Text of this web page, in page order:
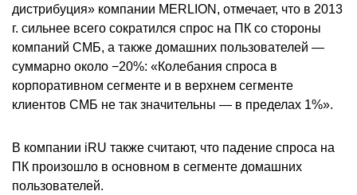
дистрибуция» компании MERLION, отмечает, что в 2013
г. сильнее всего сократился спрос на ПК со стороны
компаний СМБ, а также домашних пользователей —
суммарно около −20%: «Колебания спроса в
корпоративном сегменте и в верхнем сегменте
клиентов СМБ не так значительны — в пределах 1%».
В компании iRU также считают, что падение спроса на
ПК произошло в основном в сегменте домашних
пользователей.